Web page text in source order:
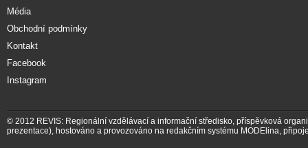
Média
Obchodní podmínky
Kontakt
Facebook
Instagram
© 2012 REVIS: Regionální vzdělávací a informační středisko, příspěvková
prezentace), hostováno a provozováno na redakčním systému MODElina,